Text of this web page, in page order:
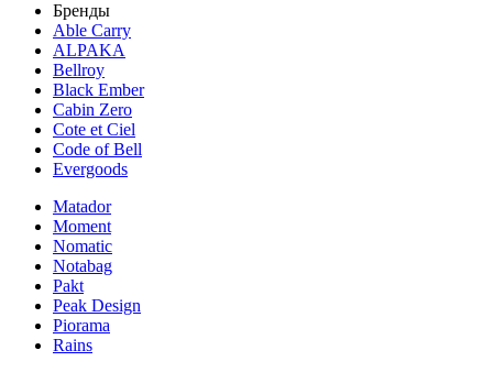
Бренды
Able Carry
ALPAKA
Bellroy
Black Ember
Cabin Zero
Cote et Ciel
Code of Bell
Evergoods
Matador
Moment
Nomatic
Notabag
Pakt
Peak Design
Piorama
Rains